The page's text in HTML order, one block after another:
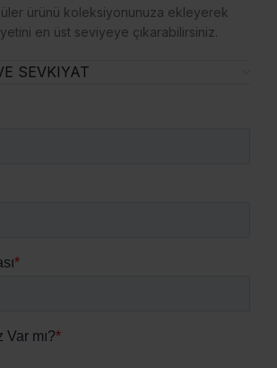
ürünü koleksiyonunuza ekleyerek
en üst seviyeye çıkarabilirsiniz.
SEVKIYAT